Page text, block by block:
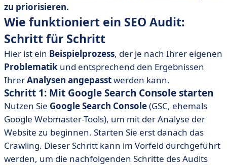
zu priorisieren.
Wie funktioniert ein SEO Audit:
Schritt für Schritt
Hier ist ein Beispielprozess, der je nach Ihrer eigenen
Problematik und entsprechend den Ergebnissen
IhrerAnalysen angepasstwerden kann.
Schritt 1: Mit Google Search Console starten
Nutzen Sie Google Search Console(GSC, ehemals
Google Webmaster-Tools), um mit der Analyse der
Website zu beginnen. Starten Sie erst danach das
Crawling. Dieser Schritt kann im Vorfeld durchgeführt
werden, um die nachfolgenden Schritte des Audits